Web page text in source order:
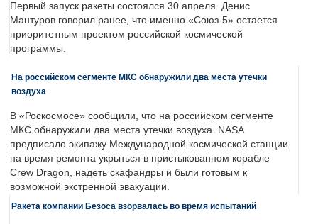
Первый запуск ракеты состоялся 30 апреля. Денис
Мантуров говорил ранее, что именно «Союз-5» остается
приоритетным проектом российской космической
программы.
На российском сегменте МКС обнаружили два места утечки
воздуха
В «Роскосмосе» сообщили, что на российском сегменте
МКС обнаружили два места утечки воздуха. NASA
предписало экипажу Международной космической станции
на время ремонта укрыться в пристыкованном корабле
Crew Dragon, надеть скафандры и были готовым к
возможной экстренной эвакуации.
Ракета компании Безоса взорвалась во время испытаний